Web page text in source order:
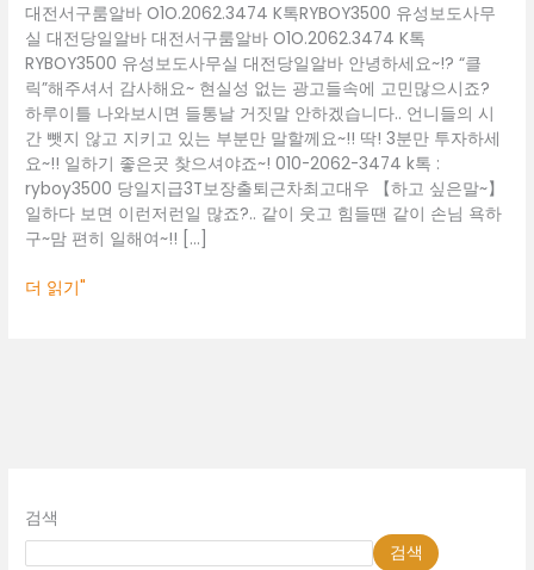
대전서구룸알바 O1O.2062.3474 K톡RYBOY3500 유성보도사무
실 대전당일알바 대전서구룸알바 O1O.2062.3474 K톡
RYBOY3500 유성보도사무실 대전당일알바 안녕하세요~!? “클
릭”해주셔서 감사해요~ 현실성 없는 광고들속에 고민많으시죠?
하루이틀 나와보시면 들통날 거짓말 안하겠습니다.. 언니들의 시
간 뺏지 않고 지키고 있는 부분만 말할께요~!! 딱! 3분만 투자하세
요~!! 일하기 좋은곳 찾으셔야죠~! 010-2062-3474 k톡 :
ryboy3500 당일지급3T보장출퇴근차최고대우 【하고 싶은말~】
일하다 보면 이런저런일 많죠?.. 같이 웃고 힘들땐 같이 손님 욕하
구~맘 편히 일해여~!! […]
성
보
도
사
무
실
대
전
당
일
바
더 읽기"
검색
검색